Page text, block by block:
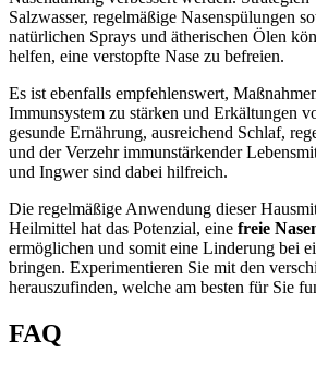
Salzwasser, regelmäßige Nasenspülungen
natürlichen Sprays und ätherischen Ölen
helfen, eine verstopfte Nase zu befreien.
Es ist ebenfalls empfehlenswert,
Immunsystem zu stärken und Erkältungen
gesunde Ernährung, ausreichend Schlaf,
und der Verzehr immunstärkender
und Ingwer sind dabei hilfreich.
Die regelmäßige Anwendung dieser
Heilmittel hat das Potenzial, eine freie
ermöglichen und somit eine Linderung bei
bringen. Experimentieren Sie mit den
herauszufinden, welche am besten für Sie
FAQ